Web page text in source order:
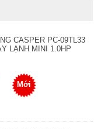
CASPER PC-09TL33
LẠNH MINI 1.0HP
Mới